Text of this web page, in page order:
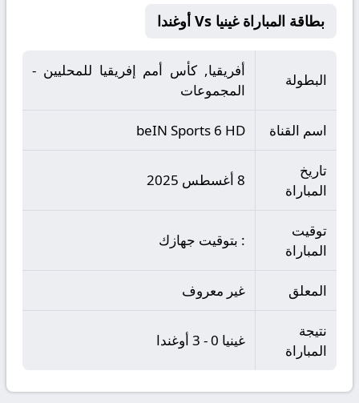
بطاقة المباراة غينيا Vs أوغندا
البطولة
أفريقيا, كأس أمم إفريقيا للمحليين -
المجموعات
اسم القناة beIN Sports 6 HD
تاريخ
المباراة
8 أغسطس 2025
توقيت
المباراة
: بتوقيت جهازك
المعلق غير معروف
نتيجة
المباراة
غينيا 0 - 3 أوغندا